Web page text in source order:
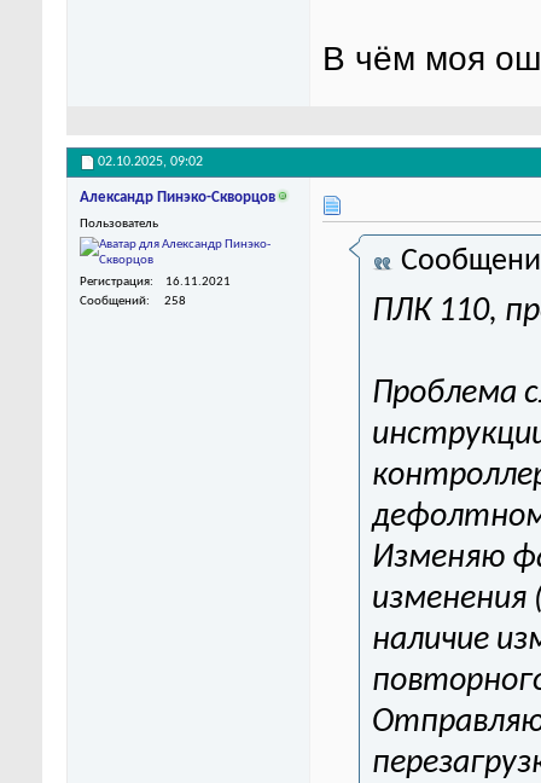
В чём моя
02.10.2025, 09:02
Александр Пинэко-Скворцов
Пользователь
Регистрация
16.11.2021
Сообщений
258 ПЛК 110,
Проблема
Изменяю
изменения
наличие